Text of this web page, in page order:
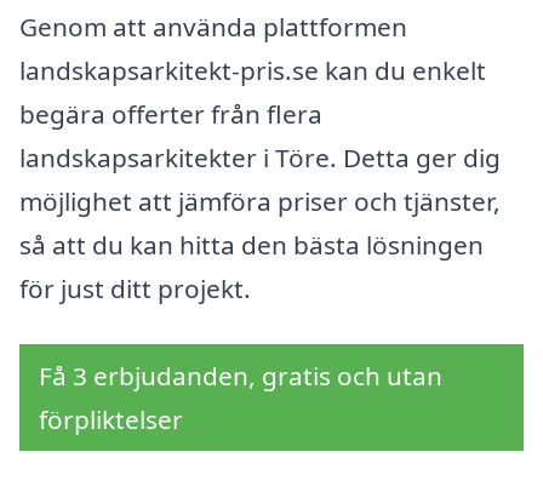
Genom att använda plattformen
landskapsarkitekt-pris.se kan du enkelt
begära offerter från flera
landskapsarkitekter i Töre. Detta ger dig
möjlighet att jämföra priser och tjänster,
så att du kan hitta den bästa lösningen
för just ditt projekt.
Få 3 erbjudanden, gratis och utan
förpliktelser